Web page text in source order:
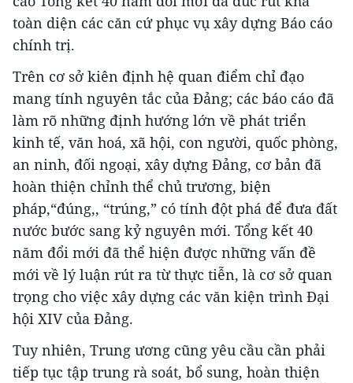
toàn diện các căn cứ phục vụ xây dựng Báo cáo
chính trị.
Trên cơ sở kiên định hệ quan điểm chỉ đạo
mang tính nguyên tắc của Đảng; các báo cáo đã
làm rõ những định hướng lớn về phát triển
kinh tế, văn hoá, xã hội, con người, quốc phòng,
an ninh, đối ngoại, xây dựng Đảng, cơ bản đã
hoàn thiện chỉnh thể chủ trương, biện
pháp,“đúng,, “trúng,” có tính đột phá để đưa đất
nước bước sang kỷ nguyên mới. Tổng kết 40
năm đổi mới đã thể hiện được những vấn đề
mới về lý luận rút ra từ thực tiễn, là cơ sở quan
trọng cho việc xây dựng các văn kiện trình Đại
hội XIV của Đảng.
Tuy nhiên, Trung ương cũng yêu cầu cần phải
tiếp tục tập trung rà soát, bổ sung, hoàn thiện